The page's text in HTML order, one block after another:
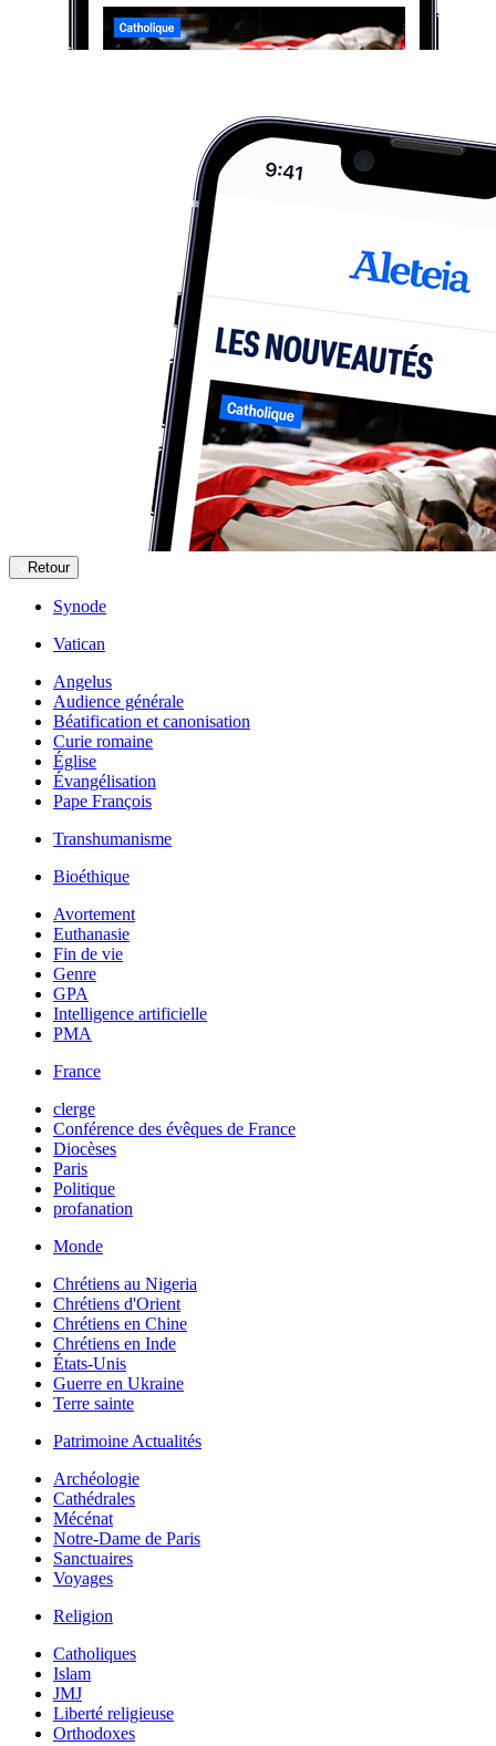
Retour
Synode
Vatican
Angelus
Audience générale
Béatification et canonisation
Curie romaine
Église
Évangélisation
Pape François
Transhumanisme
Bioéthique
Avortement
Euthanasie
Fin de vie
Genre
GPA
Intelligence artificielle
PMA
France
clerge
Conférence des évêques de France
Diocèses
Paris
Politique
profanation
Monde
Chrétiens au Nigeria
Chrétiens d'Orient
Chrétiens en Chine
Chrétiens en Inde
États-Unis
Guerre en Ukraine
Terre sainte
Patrimoine Actualités
Archéologie
Cathédrales
Mécénat
Notre-Dame de Paris
Sanctuaires
Voyages
Religion
Catholiques
Islam
JMJ
Liberté religieuse
Orthodoxes